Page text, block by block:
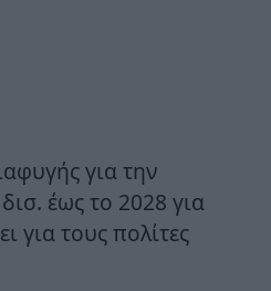
για την
έως το 2028 για
για τους πολίτες